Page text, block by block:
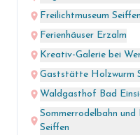
login
place Freilichtmuseum Seiffen
place Ferienhäuser Erzalm
place Kreativ-Galerie bei
place Gaststätte Holzwurm
place Waldgasthof Bad
place
Sommerrodelbahn
Seiffen